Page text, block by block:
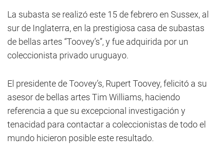
La subasta se realizó este 15 de febrero en Sussex, al
sur de Inglaterra, en la prestigiosa casa de subastas
de bellas artes “Toovey’s”, y fue adquirida por un
coleccionista privado uruguayo.
El presidente de Toovey’s, Rupert Toovey, felicitó a su
asesor de bellas artes Tim Williams, haciendo
referencia a que su excepcional investigación y
tenacidad para contactar a coleccionistas de todo el
mundo hicieron posible este resultado.